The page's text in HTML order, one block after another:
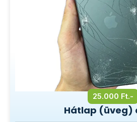
25.000 Ft.-
Hátlap (üveg)